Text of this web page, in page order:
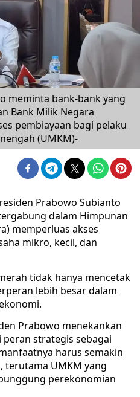
meminta bank-bank yang
Bank Milik Negara
pembiayaan bagi pelaku
(UMKM)-
Prabowo Subianto
dalam Himpunan
memperluas akses
mikro, kecil, dan
tidak hanya mencetak
lebih besar dalam
Prabowo menekankan
strategis sebagai
harus semakin
terutama UMKM yang
perekonomian